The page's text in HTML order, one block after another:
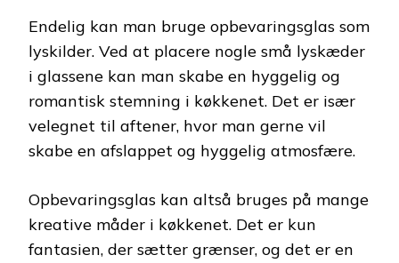
Endelig kan man bruge opbevaringsglas som
lyskilder. Ved at placere nogle små lyskæder
i glassene kan man skabe en hyggelig og
romantisk stemning i køkkenet. Det er især
velegnet til aftener, hvor man gerne vil
skabe en afslappet og hyggelig atmosfære.
Opbevaringsglas kan altså bruges på mange
kreative måder i køkkenet. Det er kun
fantasien, der sætter grænser, og det er en